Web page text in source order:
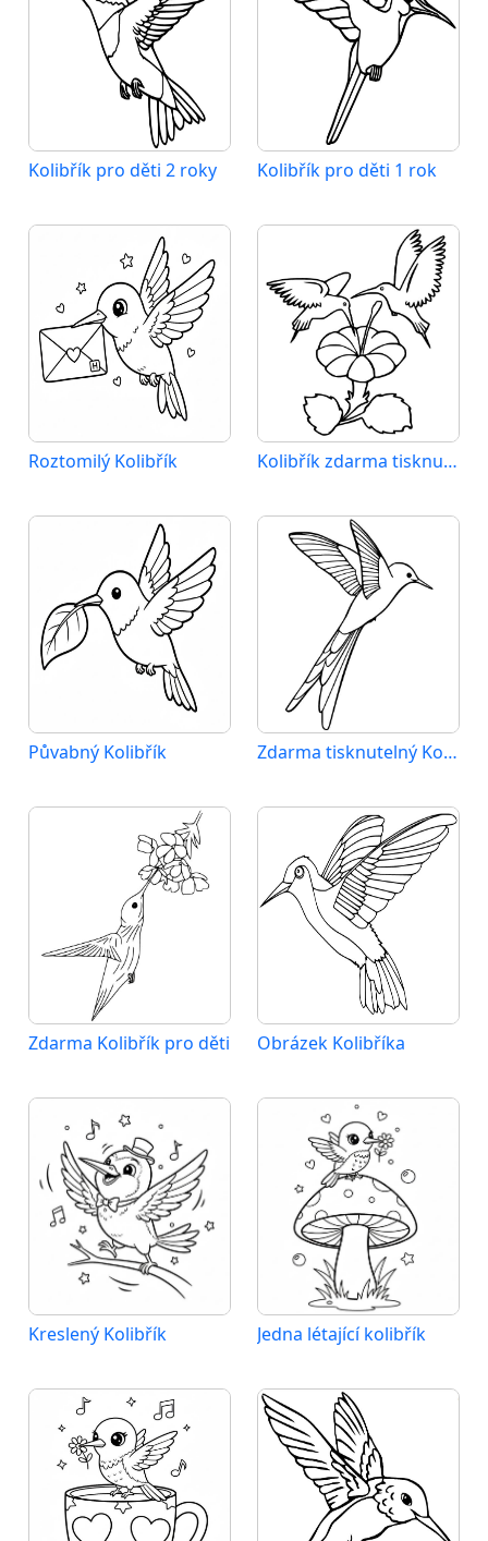
Kolibřík pro děti 2 roky Kolibřík pro děti 1 rok
Roztomilý Kolibřík Kolibřík zdarma tisknutelný
Půvabný Kolibřík Zdarma tisknutelný Kolibřík
Zdarma Kolibřík pro děti Obrázek Kolibříka
Kreslený Kolibřík Jedna létající kolibřík